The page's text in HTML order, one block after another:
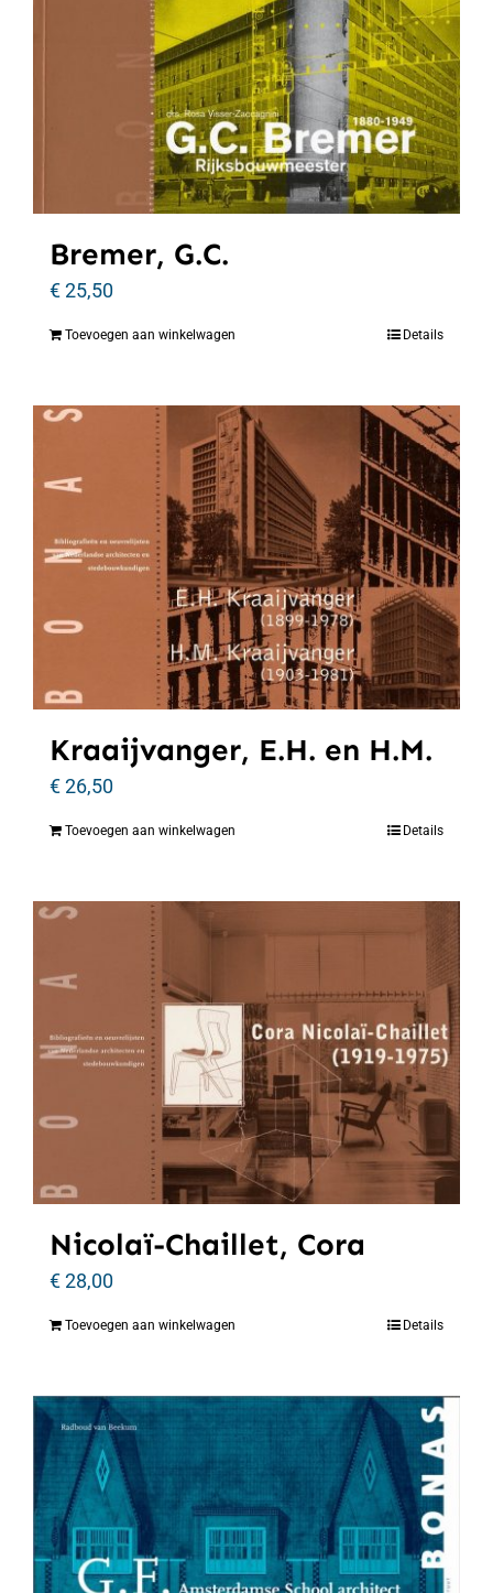
Bremer, G.C.
€25,50
Toevoegen aan winkelwagen Details
Kraaijvanger, E.H. en H.M.
€26,50
Toevoegen aan winkelwagen Details
Nicolaï-Chaillet, Cora
€28,00
Toevoegen aan winkelwagen Details